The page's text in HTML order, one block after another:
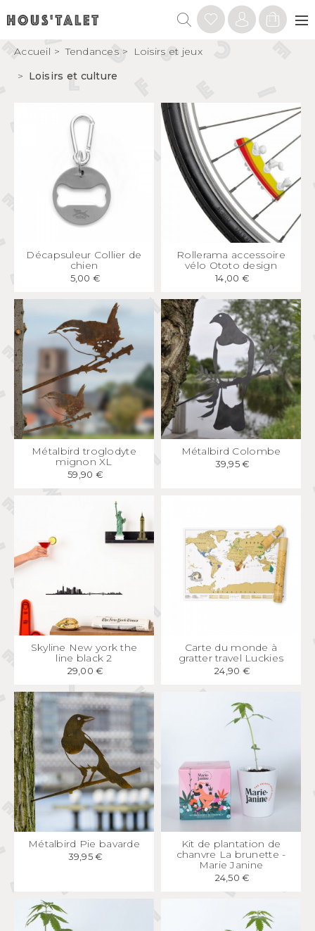
Accueil Tendances
Loisirs et jeux
Loisirs et culture
APERÇU RAPIDE
Décapsuleur Collier de
chien
5,00 €
APERÇU RAPIDE
Rollerama accessoire
vélo Ototo design
14,00 €
APERÇU RAPIDE
Métalbird troglodyte
mignon XL
59,90 €
APERÇU RAPIDE
Métalbird Colombe
39,95 €
APERÇU RAPIDE
Skyline New york the
line black 2
29,00 €
APERÇU RAPIDE
Carte du monde à
gratter travel Luckies
24,90 €
APERÇU RAPIDE
Métalbird Pie bavarde
39,95 €
APERÇU RAPIDE
Kit de plantation de
chanvre La brunette -
Marie Janine
24,50 €